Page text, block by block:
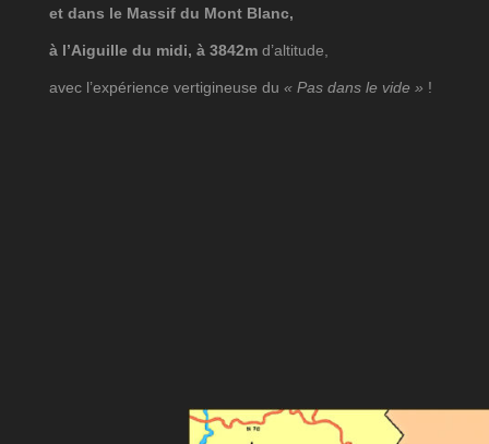
et dans le Massif du Mont Blanc,
à l’Aiguille du midi, à 3842m d’altitude,
avec l’expérience vertigineuse du « Pas dans le vide » !